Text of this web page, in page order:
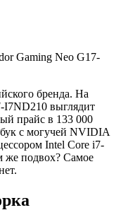
бренда. На
I7ND210 выглядит
прайс в 133 000
с могучей NVIDIA
Intel Core i7-
же подвох? Самое